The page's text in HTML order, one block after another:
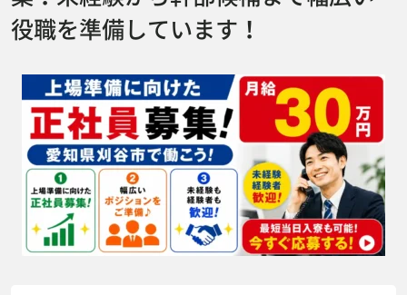
役職を準備しています！